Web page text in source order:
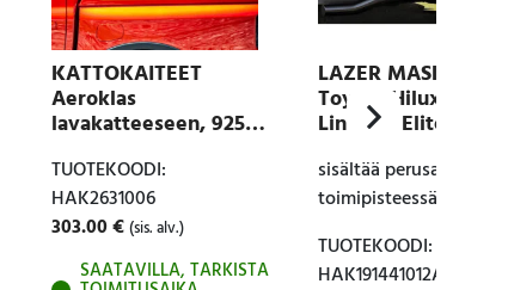
KATTOKAITEET
Aeroklas
lavakatteeseen, 925
TUOTEKOODI:
HAK2631006
303.00€ (sis. alv.)
SAATAVILLA, TARKISTA
LAZER
Toyota Hilux 2021-
Linear 6 Elite
sisältää
toimipisteessämme
TUOTEKOODI:
HAK191441012AS